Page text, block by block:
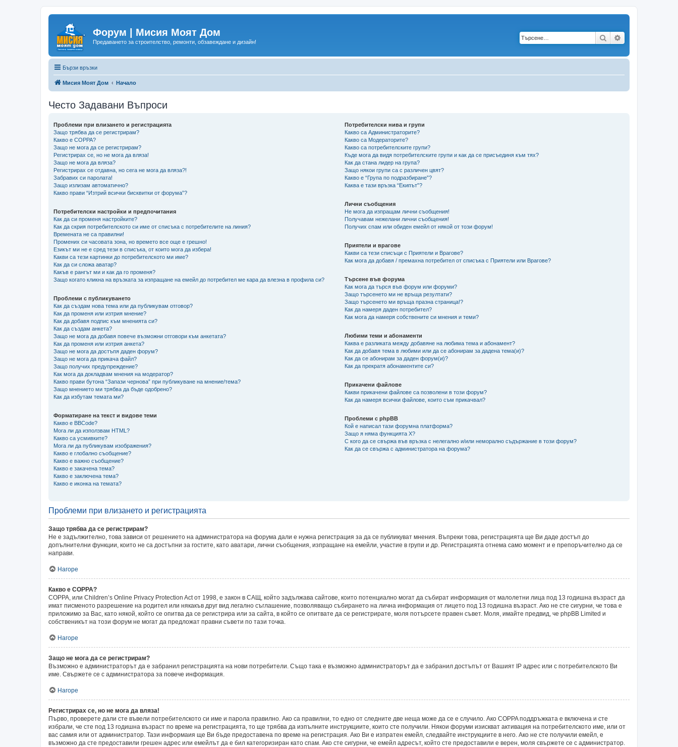
Форум | Мисия Моят Дом
Предаването за строителство, ремонти, обзавеждане и дизайн! Търсене
Бързи връзки
Мисия Моят Дом Начало
Често Задавани Въпроси
Проблеми при влизането и регистрацията
Защо трябва да се регистрирам?
Какво е COPPA?
Защо не мога да се регистрирам?
Регистрирах се, но не мога да вляза!
Защо не мога да вляза?
Регистрирах се отдавна, но сега не мога да вляза?!
Забравих си паролата!
Защо излизам автоматично?
Какво прави “Изтрий всички бисквитки от форума”?
Потребителски настройки и предпочитания
Как да си променя настройките?
Как да скрия потребителското си име от списъка с потребителите на линия?
Времената не са правилни!
Промених си часовата зона, но времето все още е грешно!
Езикът ми не е сред тези в списъка, от които мога да избера!
Какви са тези картинки до потребителското ми име?
Как да си сложа аватар?
Какъв е рангът ми и как да го променя?
Защо когато кликна на връзката за изпращане на емейл до потребител ме кара да влезна в профила си?
Проблеми с публикуването
Как да създам нова тема или да публикувам отговор?
Как да променя или изтрия мнение?
Как да добавя подпис към мненията си?
Как да създам анкета?
Защо не мога да добавя повече възможни отговори към анкетата?
Как да променя или изтрия анкета?
Защо не мога да достъпя даден форум?
Защо не мога да прикача файл?
Защо получих предупреждение?
Как мога да докладвам мнения на модератор?
Какво прави бутона “Запази чернова” при публикуване на мнение/тема?
Защо мнението ми трябва да бъде одобрено?
Как да избутам темата ми?
Форматиране на текст и видове теми
Какво е BBCode?
Мога ли да използвам HTML?
Какво са усмивките?
Мога ли да публикувам изображения?
Какво е глобално съобщение?
Какво е важно съобщение?
Какво е закачена тема?
Какво е заключена тема?
Какво е иконка на темата?
Потребителски нива и групи
Какво са Администраторите?
Какво са Модераторите?
Какво са потребителските групи?
Къде мога да видя потребителските групи и как да се присъединя към тях?
Как да стана лидер на група?
Защо някои групи са с различен цвят?
Какво е “Група по подразбиране”?
Каква е тази връзка “Екипът”?
Лични съобщения
Не мога да изпращам лични съобщения!
Получавам нежелани лични съобщения!
Получих спам или обиден емейл от някой от този форум!
Приятели и врагове
Какви са тези списъци с Приятели и Врагове?
Как мога да добавя / премахна потребител от списъка с Приятели или Врагове?
Търсене във форума
Как мога да търся във форум или форуми?
Защо търсенето ми не връща резултати?
Защо търсенето ми връща празна страница!?
Как да намеря даден потребител?
Как мога да намеря собствените си мнения и теми?
Любими теми и абонаменти
Каква е разликата между добавяне на любима тема и абонамент?
Как да добавя тема в любими или да се абонирам за дадена тема(и)?
Как да се абонирам за даден форум(и)?
Как да прекратя абонаментите си?
Прикачени файлове
Какви прикачени файлове са позволени в този форум?
Как да намеря всички файлове, които съм прикачвал?
Проблеми с phpBB
Кой е написал тази форумна платформа?
Защо я няма функцията X?
С кого да се свържа във връзка с нелегално и/или неморално съдържание в този форум?
Как да се свържа с администратора на форума?
Проблеми при влизането и регистрацията
Защо трябва да се регистрирам?
Не е задължително, това зависи от решението на администратора на форума дали е нужна регистрация за да се публикуват мнения. Въпреки това, регистрацията ще Ви даде достъп до
допълнителни функции, които не са достъпни за гостите, като аватари, лични съобщения, изпращане на емейли, участие в групи и др. Регистрацията отнема само момент и е препоръчително да се
направи.
Нагоре
Какво е COPPA?
COPPA, или Children’s Online Privacy Protection Act от 1998, е закон в САЩ, който задължава сайтове, които потенциално могат да събират информация от малолетни лица под 13 годишна възраст да
имат писменото разрешение на родител или някакъв друг вид легално съглашение, позволяващо събирането на лична информация от лицето под 13 годишна възраст. Ако не сте сигурни, че това е
приложимо за Вас, като някой, който се опитва да се регистрира или за сайта, в който се опитвате да се регистрирате, моля потърсете правен съвет. Моля, имайте предвид, че phpBB Limited и
собственикът на този форум не могат да предложат правни съвети по тази точка.
Нагоре
Защо не мога да се регистрирам?
Възможно е администраторът да е забранил регистрацията на нови потребители. Също така е възможно администраторът да е забранил достъпът от Вашият IP адрес или с потребителското Ви
име. Свържете се с администратора за повече информация.
Нагоре
Регистрирах се, но не мога да вляза!
Първо, проверете дали сте въвели потребителското си име и парола правилно. Ако са правилни, то едно от следните две неща може да се е случило. Ако COPPA поддръжката е включена и сте
избрали, че сте под 13 годишна възраст по време на регистрацията, то ще трябва да изпълните инструкциите, които сте получили. Някои форуми изискват активация на потребителското име, или от
вас самия или от администратор. Тази информаия ще Ви бъде предоставена по време на регистрация. Ако Ви е изпратен емейл, следвайте инструкциите в него. Ако не сте получили емейл, е
възможно да сте предоставили грешен адрес или емейлът да е бил категоризиран като спам. Ако сте сигурни, че емейл адресът, който сте предоставили е верен, моля свържете се с администратор.